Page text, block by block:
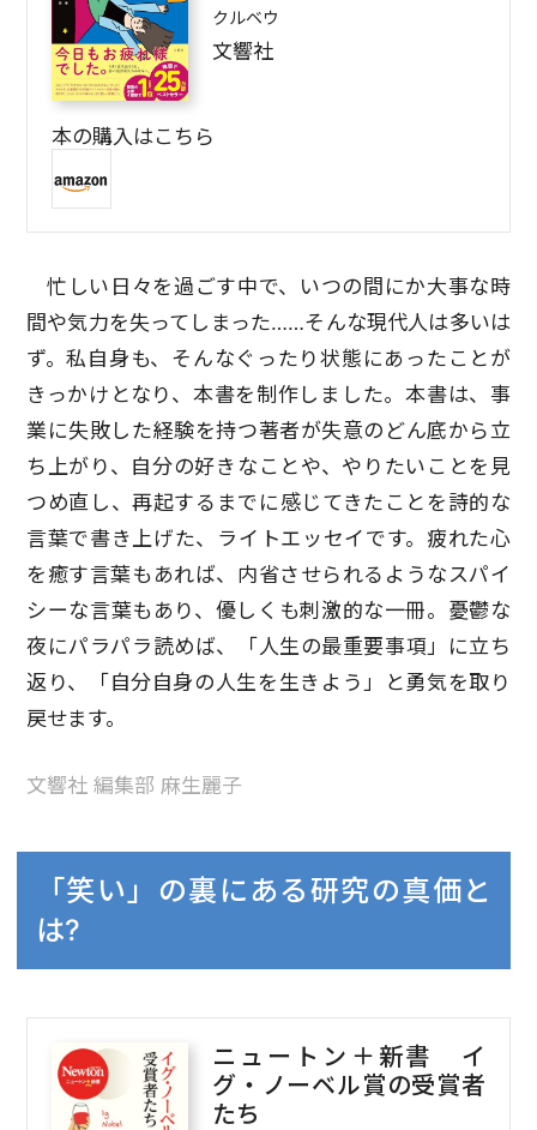
クルベウ
文響社
本の購入はこちら
忙しい日々を過ごす中で、いつの間にか大事な時
間や気力を失ってしまった……そんな現代人は多いは
ず。私自身も、そんなぐったり状態にあったことが
きっかけとなり、本書を制作しました。本書は、事
業に失敗した経験を持つ著者が失意のどん底から立
ち上がり、自分の好きなことや、やりたいことを見
つめ直し、再起するまでに感じてきたことを詩的な
言葉で書き上げた、ライトエッセイです。疲れた心
を癒す言葉もあれば、内省させられるようなスパイ
シーな言葉もあり、優しくも刺激的な一冊。憂鬱な
夜にパラパラ読めば、「人生の最重要事項」に立ち
返り、「自分自身の人生を生きよう」と勇気を取り
戻せます。
文響社 編集部 麻生麗子
「笑い」の裏にある研究の真価と
は?
ニュートン＋新書 イ
グ・ノーベル賞の受賞者
たち